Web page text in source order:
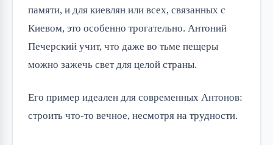
памяти, и для киевлян или всех, связанных с
Киевом, это особенно трогательно. Антоний
Печерский учит, что даже во тьме пещеры
можно зажечь свет для целой страны.
Его пример идеален для современных Антонов:
строить что-то вечное, несмотря на трудности.